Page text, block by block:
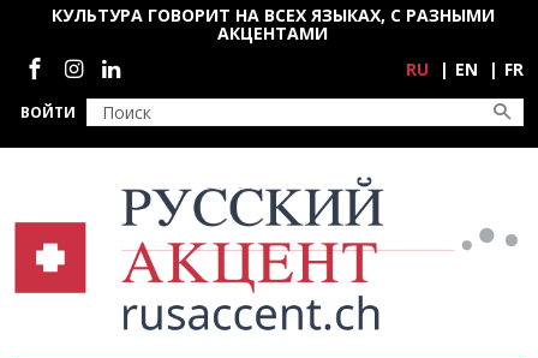
Перейти к основному содержанию
ВОЙТИ
КУЛЬТУРА ГОВОРИТ НА ВСЕХ ЯЗЫКАХ, С РАЗНЫМИ
АКЦЕНТАМИ
Социальные сети
RU EN FR